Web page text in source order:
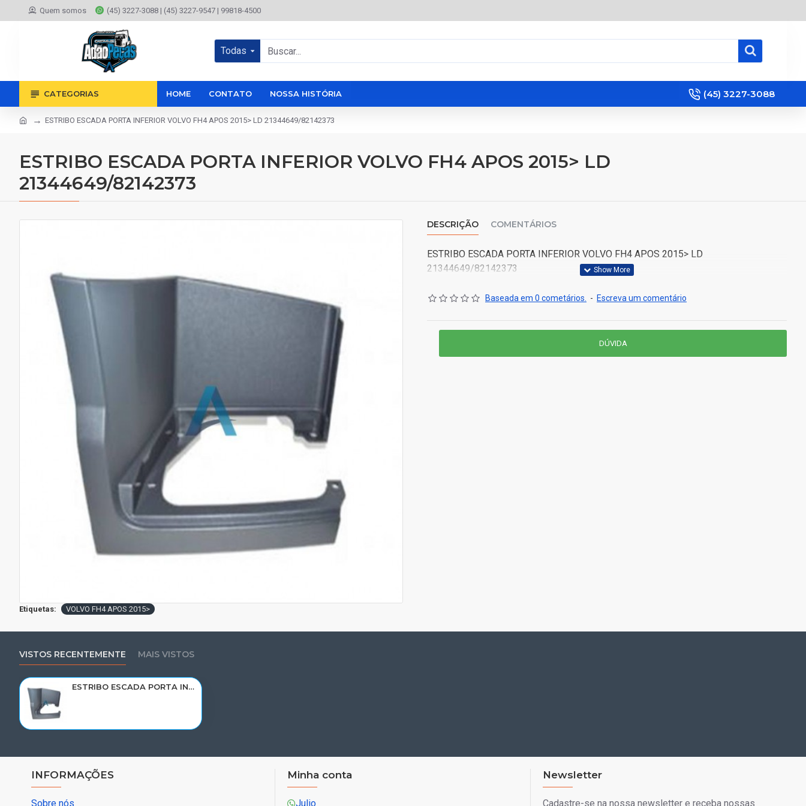
Quem somos (45) 3227-3088 | (45) 3227-9547 | 99818-4500
Todas
CATEGORIAS HOME CONTATO NOSSA HISTÓRIA (45) 3227-3088
ESTRIBO ESCADA PORTA INFERIOR VOLVO FH4 APOS 2015> LD 21344649/82142373
ESTRIBO ESCADA PORTA INFERIOR VOLVO FH4 APOS 2015> LD
21344649/82142373
DESCRIÇÃO COMENTÁRIOS
ESTRIBO ESCADA PORTA INFERIOR VOLVO FH4 APOS 2015> LD
21344649/82142373
Baseada em 0 cometários. - Escreva um comentário
DÚVIDA
Etiquetas: VOLVO FH4 APOS 2015>
VISTOS RECENTEMENTE MAIS VISTOS
ESTRIBO ESCADA PORTA INFERIOR VOLVO FH4 APOS 2015> LD 21344649/82142373
INFORMAÇÕES
Sobre nós
Minha conta
Julio
Newsletter
Cadastre-se na nossa newsletter e receba nossas